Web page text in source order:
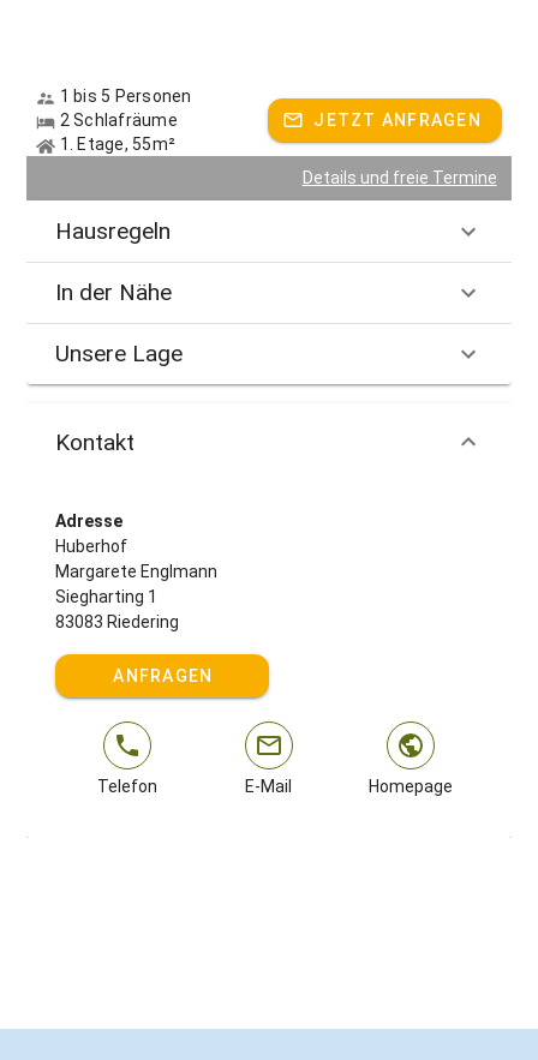
1 bis 5 Personen
2 Schlafräume
1. Etage, 55m²
JETZT ANFRAGEN
Details und freie Termine
Hausregeln
In der Nähe
Unsere Lage
Kontakt
Adresse
Huberhof
Margarete Englmann
Siegharting 1
83083 Riedering
ANFRAGEN
Telefon E-Mail Homepage